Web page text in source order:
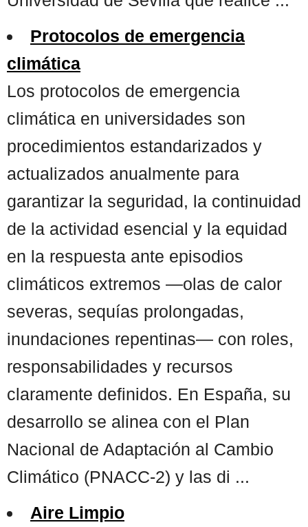
Protocolos de emergencia
climática
Los protocolos de emergencia
climática en universidades son
procedimientos estandarizados y
actualizados anualmente para
garantizar la seguridad, la continuidad
de la actividad esencial y la equidad
en la respuesta ante episodios
climáticos extremos —olas de calor
severas, sequías prolongadas,
inundaciones repentinas— con roles,
responsabilidades y recursos
claramente definidos. En España, su
desarrollo se alinea con el Plan
Nacional de Adaptación al Cambio
Climático (PNACC-2) y las di ...
Aire Limpio